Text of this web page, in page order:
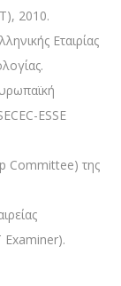
2010.
Εταιρίας
ESSE
Committee) της
Examiner).